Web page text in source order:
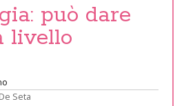
può dare
livello
Seta